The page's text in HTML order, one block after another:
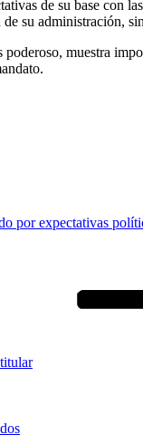
de su base con
su administración,
muestra
por expectativas